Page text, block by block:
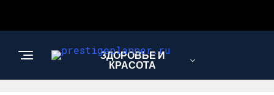
ЗДОРОВЬЕ И
КРАСОТА